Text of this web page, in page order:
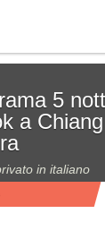
5
a Chiang
in italiano